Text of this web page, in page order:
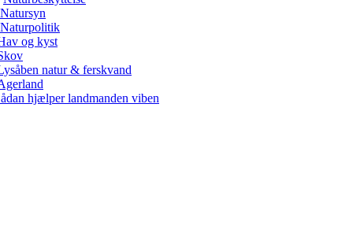
Natursyn
Naturpolitik
og kyst
natur & ferskvand
hjælper landmanden viben